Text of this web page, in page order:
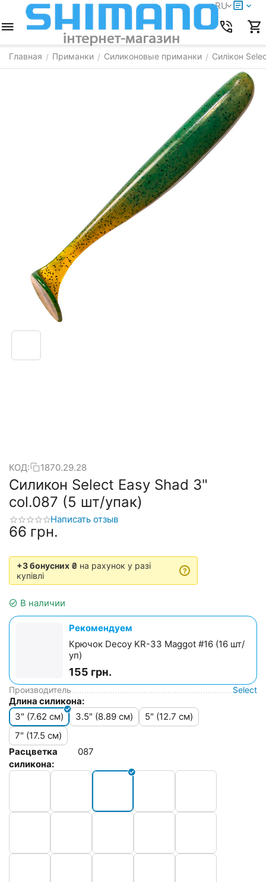
RU
Главная / Приманки / Силиконовые приманки / Силікон
КОД: 1870.29.28
Силикон Select Easy Shad 3"
col.087 (5 шт/упак)
Написать отзыв
‍66‍ грн.
+3 бонусних ₴ на рахунок у разі
купівлі
?
В наличии
Рекомендуем
Крючок Decoy KR-33 Maggot #16 (16 шт/
уп)
155 грн.
Производитель Select
Длина силикона:
3" (7.62 см)
3.5" (8.89 см)
5" (12.7 см)
7" (17.5 см)
Расцветка
силикона:
087